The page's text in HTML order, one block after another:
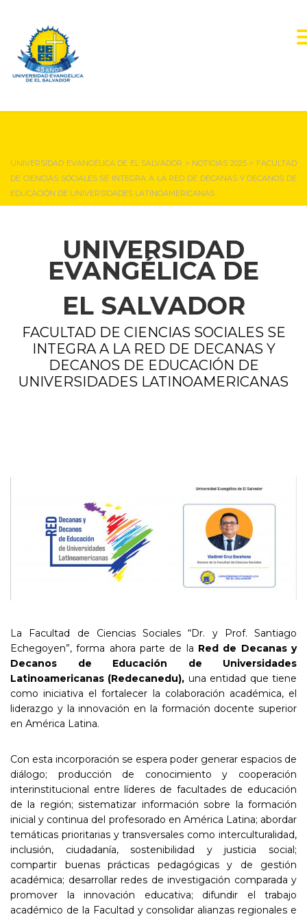
UNIVERSIDAD EVANGÉLICA DE EL SALVADOR > NOTICIAS 2025> FACULTAD
DE CIENCIAS SOCIALES SE INTEGRA A LA RED DE DECANAS Y DECANOS DE
EDUCACIÓN DE UNIVERSIDADES LATINOAMERICANAS
UNIVERSIDAD
EVANGÉLICA DE
EL SALVADOR
FACULTAD DE CIENCIAS SOCIALES SE
INTEGRA A LA RED DE DECANAS Y
DECANOS DE EDUCACIÓN DE
UNIVERSIDADES LATINOAMERICANAS
La Facultad de Ciencias Sociales “Dr. y Prof. Santiago
Echegoyen”, forma ahora parte de la Red de Decanas y
Decanos de Educación de Universidades
Latinoamericanas (Redecanedu), una entidad que tiene
como iniciativa el fortalecer la colaboración académica, el
liderazgo y la innovación en la formación docente superior
en América Latina.
Con esta incorporación se espera poder generar espacios de
diálogo; producción de conocimiento y cooperación
interinstitucional entre líderes de facultades de educación
de la región; sistematizar información sobre la formación
inicial y continua del profesorado en América Latina; abordar
temáticas prioritarias y transversales como interculturalidad,
inclusión, ciudadanía, sostenibilidad y justicia social;
compartir buenas prácticas pedagógicas y de gestión
académica; desarrollar redes de investigación comparada y
promover la innovación educativa; difundir el trabajo
académico de la Facultad y consolidar alianzas regionales e